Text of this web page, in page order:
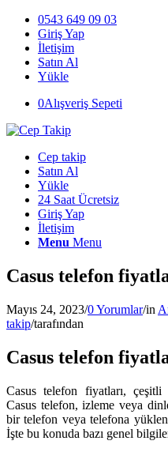
0543 649 09 03
Giriş Yap
İletişim
Satın Al
Yükle
0Alışveriş Sepeti
Cep takip
Satın Al
Yükle
24 Saat Ücretsiz
Giriş Yap
İletişim
Menu Menu
Casus telefon
Mayıs 24, 2023/0 Yorumlar/in
takip/tarafından
Casus telefon
Casus telefon fiyatları,
Casus telefon, izleme veya
bir telefon veya telefona
İşte bu konuda bazı genel